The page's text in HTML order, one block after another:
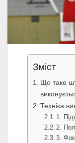
Зміст
Що таке
Техніка
1.
2.
3.